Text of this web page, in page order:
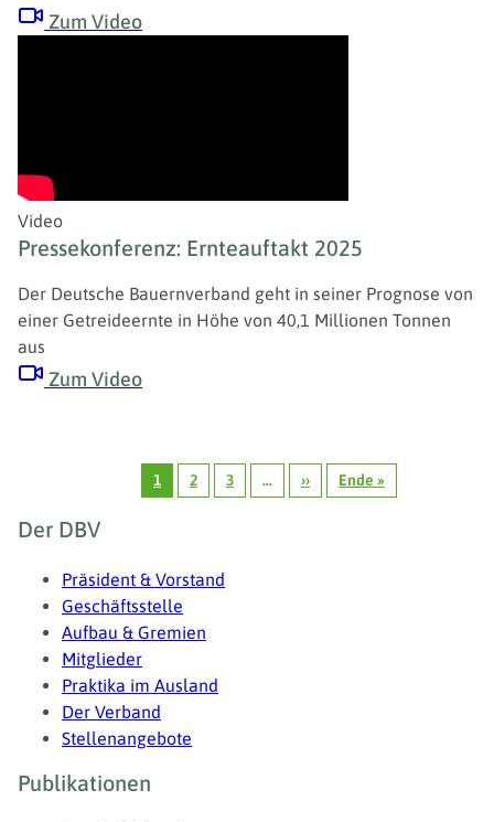
Zum Video
Video
Pressekonferenz: Ernteauftakt 2025
Der Deutsche Bauernverband geht in seiner Prognose von
einer Getreideernte in Höhe von 40,1 Millionen Tonnen
aus
Zum Video
Seitennummerierung
Seite
1
Seite
2
Seite
3 …
Nächste
››
Letzte
Ende »
Fußzeile
Der DBV
Präsident & Vorstand
Geschäftsstelle
Aufbau & Gremien
Mitglieder
Praktika im Ausland
Der Verband
Stellenangebote
Publikationen